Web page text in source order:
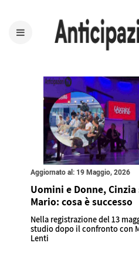
Aggiornato al: 19 Maggio, 2026
Uomini e Donne, Cinzia
Mario: cosa è successo
Nella registrazione del 13
studio dopo il confronto con
Lenti